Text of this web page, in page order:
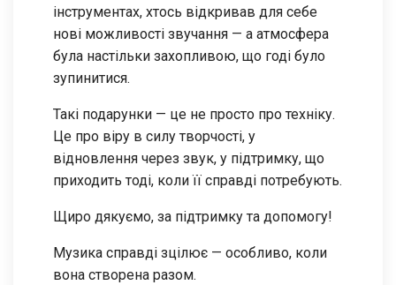
інструментах, хтось відкривав для себе
нові можливості звучання — а атмосфера
була настільки захопливою, що годі було
зупинитися.
Такі подарунки — це не просто про техніку.
Це про віру в силу творчості, у
відновлення через звук, у підтримку, що
приходить тоді, коли її справді потребують.
Щиро дякуємо, за підтримку та допомогу!
Музика справді зцілює — особливо, коли
вона створена разом.